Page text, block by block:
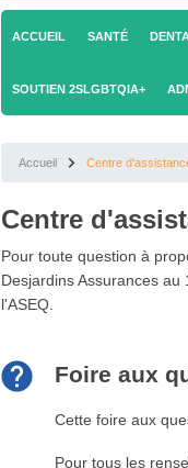
ACCUEIL SANTÉ
SOUTIEN 2SLGBTQIA+
Accueil Centre
Centre
Pour toute question à
Desjardins Assurances
l'ASEQ.
Foire aux
Cette foire aux
Pour tous les